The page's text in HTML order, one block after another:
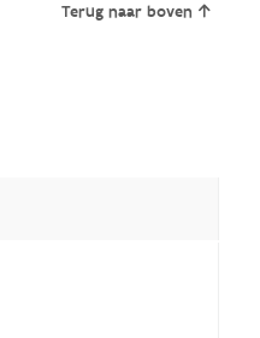
Terug naar boven